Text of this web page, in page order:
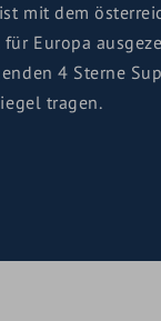
mit dem
Europa
4 Sterne
tragen.